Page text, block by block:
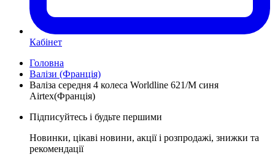
Кабінет
Головна
Валізи (Франція)
Валіза середня 4 колеса Worldline 621/M синя
Airtex(Франція)
Підписуйтесь і будьте першими
Новинки, цікаві новини, акції і розпродажі, знижки та
рекомендації